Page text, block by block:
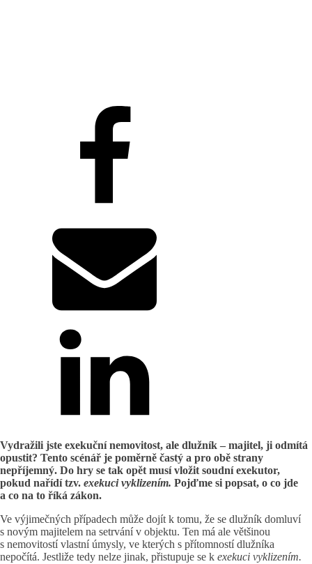
Vydražili jste exekuční nemovitost, ale dlužník – majitel, ji odmítá
opustit? Tento scénář je poměrně častý a pro obě strany
nepříjemný. Do hry se tak opět musí vložit soudní exekutor,
pokud nařídí tzv. exekuci vyklizením. Pojďme si popsat, o co jde
a co na to říká zákon.
Ve výjimečných případech může dojít k tomu, že se dlužník domluví
s novým majitelem na setrvání v objektu. Ten má ale většinou
s nemovitostí vlastní úmysly, ve kterých s přítomností dlužníka
nepočítá. Jestliže tedy nelze jinak, přistupuje se k exekuci vyklizením.